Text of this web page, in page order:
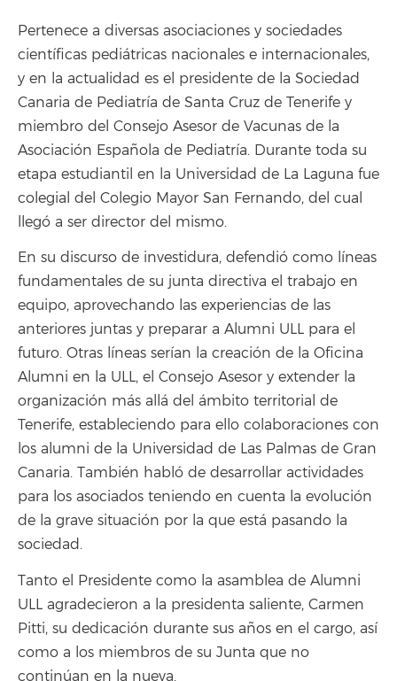
Pertenece a diversas asociaciones y sociedades
científicas pediátricas nacionales e internacionales,
y en la actualidad es el presidente de la Sociedad
Canaria de Pediatría de Santa Cruz de Tenerife y
miembro del Consejo Asesor de Vacunas de la
Asociación Española de Pediatría. Durante toda su
etapa estudiantil en la Universidad de La Laguna fue
colegial del Colegio Mayor San Fernando, del cual
llegó a ser director del mismo.
En su discurso de investidura, defendió como líneas
fundamentales de su junta directiva el trabajo en
equipo, aprovechando las experiencias de las
anteriores juntas y preparar a Alumni ULL para el
futuro. Otras líneas serían la creación de la Oficina
Alumni en la ULL, el Consejo Asesor y extender la
organización más allá del ámbito territorial de
Tenerife, estableciendo para ello colaboraciones con
los alumni de la Universidad de Las Palmas de Gran
Canaria. También habló de desarrollar actividades
para los asociados teniendo en cuenta la evolución
de la grave situación por la que está pasando la
sociedad.
Tanto el Presidente como la asamblea de Alumni
ULL agradecieron a la presidenta saliente, Carmen
Pitti, su dedicación durante sus años en el cargo, así
como a los miembros de su Junta que no
continúan en la nueva.